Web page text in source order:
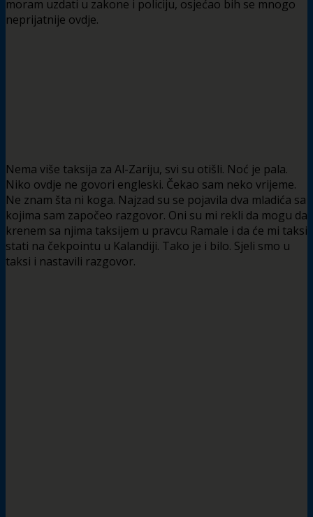
moram uzdati u zakone i policiju, osjećao bih se mnogo
neprijatnije ovdje.
Nema više taksija za Al-Zariju, svi su otišli. Noć je pala.
Niko ovdje ne govori engleski. Čekao sam neko vrijeme.
Ne znam šta ni koga. Najzad su se pojavila dva mladića sa
kojima sam započeo razgovor. Oni su mi rekli da mogu da
krenem sa njima taksijem u pravcu Ramale i da će mi taksi
stati na čekpointu u Kalandiji. Tako je i bilo. Sjeli smo u
taksi i nastavili razgovor.